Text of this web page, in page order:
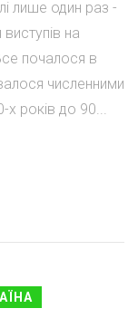
лише один раз -
на
почалося в
численними
х років до 90...